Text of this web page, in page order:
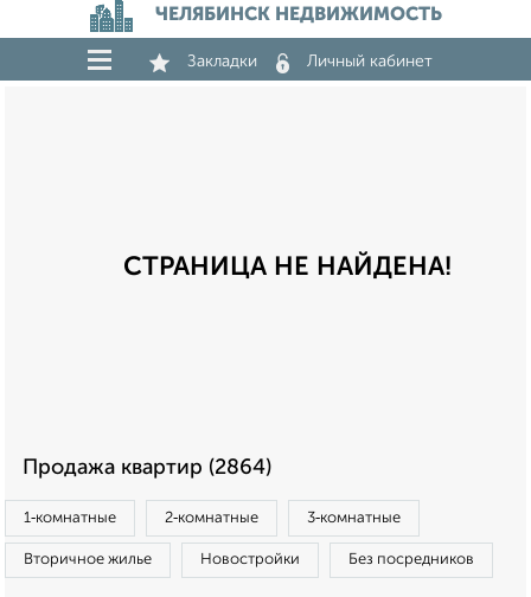
ЧЕЛЯБИНСК НЕДВИЖИМОСТЬ
Закладки Личный кабинет
СТРАНИЦА НЕ НАЙДЕНА!
Продажа квартир (2864)
1‑комнатные 2‑комнатные 3‑комнатные
Вторичное жилье Новостройки Без посредников